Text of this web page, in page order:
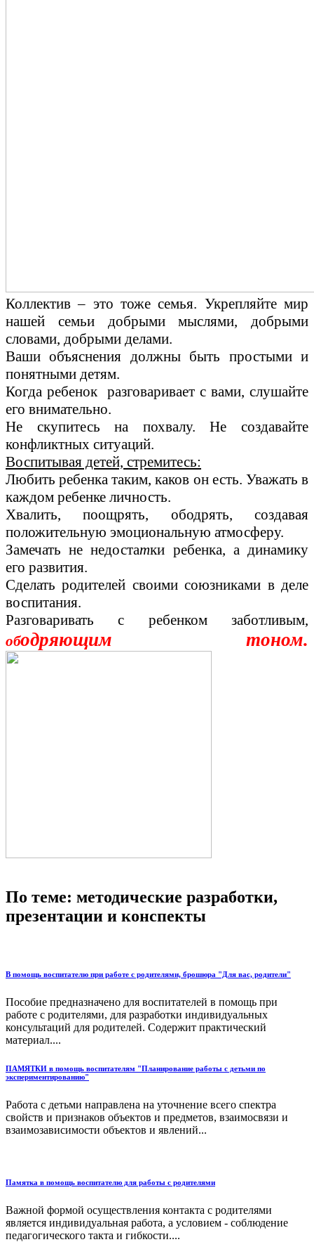
Коллектив – это тоже семья. Укрепляйте мир
нашей семьи добрыми мыслями, добрыми
словами, добрыми делами.
Ваши объяснения должны быть простыми и
понятными детям.
Когда ребенок разговаривает с вами, слушайте
его внимательно.
Не скупитесь на похвалу. Не создавайте
конфликтных ситуаций.
Воспитывая детей, стремитесь:
Любить ребенка таким, каков он есть. Уважать в
каждом ребенке личность.
Хвалить, поощрять, ободрять, создавая
положительную эмоциональную атмосферу.
Замечать не недостатки ребенка, а динамику
его развития.
Сделать родителей своими союзниками в деле
воспитания.
Разговаривать с ребенком заботливым,
ободряющим тоном.
По теме: методические разработки,
презентации и конспекты
В помощь воспитателю при работе с родителями, брошюра "Для вас, родители"
Пособие предназначено для воспитателей в помощь при
работе с родителями, для разработки индивидуальных
консультаций для родителей. Содержит практический
материал....
ПАМЯТКИ в помощь воспитателям "Планирование работы с детьми по
экспериментированию"
Работа с детьми направлена на уточнение всего спектра
свойств и признаков объектов и предметов, взаимосвязи и
взаимозависимости объектов и явлений...
Памятка в помощь воспитателю для работы с родителями
Важной формой осуществления контакта с родителями
является индивидуальная работа, а условием - соблюдение
педагогического такта и гибкости....